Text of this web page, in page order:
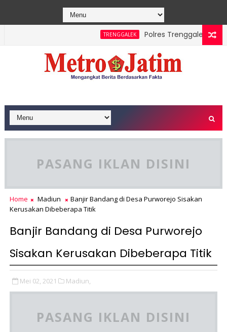
TRENGGALEK Polres Trenggalek
PASANG IKLAN DISINI
Home Madiun
Banjir Bandang di Desa Purworejo Sisakan
Kerusakan Dibeberapa Titik
Banjir Bandang di Desa Purworejo
Sisakan Kerusakan Dibeberapa Titik
Mei 02, 2021 Madiun,
PASANG IKLAN DISINI